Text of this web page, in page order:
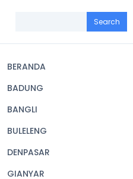
navigation
BERANDA
BADUNG
BANGLI
BULELENG
DENPASAR
GIANYAR